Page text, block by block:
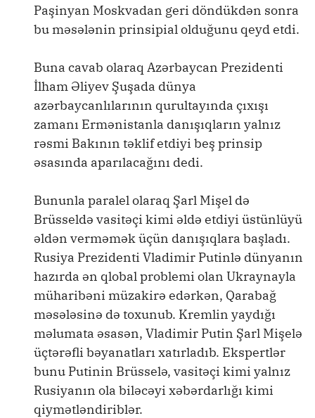
Paşinyan Moskvadan geri döndükdən sonra
bu məsələnin prinsipial olduğunu qeyd etdi.
Buna cavab olaraq Azərbaycan Prezidenti
İlham Əliyev Şuşada dünya
azərbaycanlılarının qurultayında çıxışı
zamanı Ermənistanla danışıqların yalnız
rəsmi Bakının təklif etdiyi beş prinsip
əsasında aparılacağını dedi.
Bununla paralel olaraq Şarl Mişel də
Brüsseldə vasitəçi kimi əldə etdiyi üstünlüyü
əldən verməmək üçün danışıqlara başladı.
Rusiya Prezidenti Vladimir Putinlə dünyanın
hazırda ən qlobal problemi olan Ukraynayla
müharibəni müzakirə edərkən, Qarabağ
məsələsinə də toxunub. Kremlin yaydığı
məlumata əsasən, Vladimir Putin Şarl Mişelə
üçtərəfli bəyanatları xatırladıb. Ekspertlər
bunu Putinin Brüsselə, vasitəçi kimi yalnız
Rusiyanın ola biləcəyi xəbərdarlığı kimi
qiymətləndiriblər.